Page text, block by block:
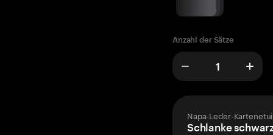
Anzahl der Sätze
Napa-Leder-
Schlanke